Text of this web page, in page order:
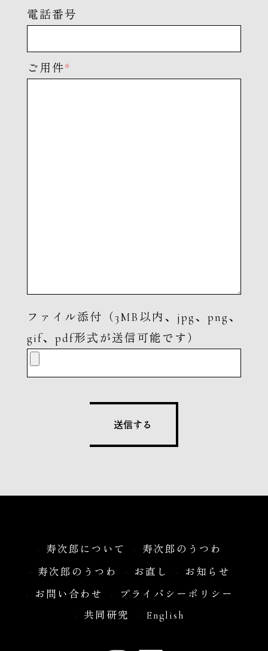
電話番号
ご用件*
ファイル添付（3MB以内、jpg、png、
gif、pdf形式が送信可能です）
寿次郎について
寿次郎のうつわ
寿次郎のうつわ
お直し
お知らせ
お問い合わせ
プライバシーポリシー
共同研究
English